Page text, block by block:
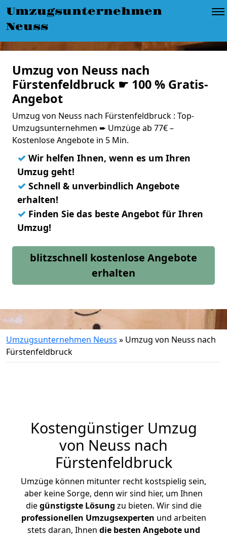
Umzugsunternehmen
Neuss
Umzug von Neuss nach
Fürstenfeldbruck ☛ 100 % Gratis-
Angebot
Umzug von Neuss nach Fürstenfeldbruck : Top-
Umzugsunternehmen ➨ Umzüge ab 77€ –
Kostenlose Angebote in 5 Min.
✓ Wir helfen Ihnen, wenn es um Ihren
Umzug geht!
✓ Schnell & unverbindlich Angebote
erhalten!
✓ Finden Sie das beste Angebot für Ihren
Umzug!
blitzschnell kostenlose Angebote
erhalten
Umzugsunternehmen Neuss » Umzug von Neuss nach
Fürstenfeldbruck
Kostengünstiger Umzug
von Neuss nach
Fürstenfeldbruck
Umzüge können mitunter recht kostspielig sein,
aber keine Sorge, denn wir sind hier, um Ihnen
diegünstigste Lösung zu bieten. Wir sind die
professionellen Umzugsexperten und arbeiten
stets daran, Ihnen die besten Angebote und